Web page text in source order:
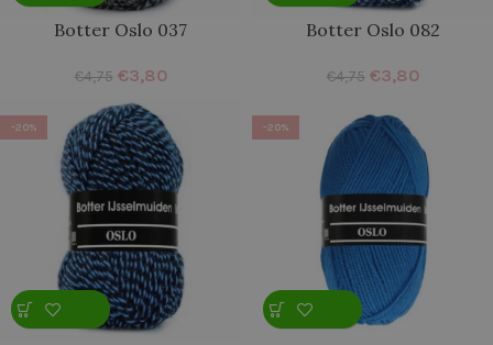
Botter Oslo 037
€4,75 €3,80
Botter Oslo 082
€4,75 €3,80
-20% -20%